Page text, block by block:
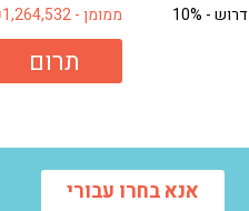
- 10%
ממומן - ₪1,264,532
תרום
אנא בחרו עבורי